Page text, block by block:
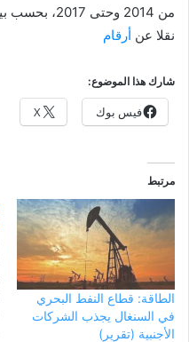
من 2014 وحتى 2017، بحسب بيانات صندوق النقد الدولي.
نقلا عن أرقام
شارك هذا الموضوع:
فيس بوك X
مرتبط
الطاقة: قطاع النفط البحري
في السنغال يجذب الشركات
الأجنبية (تقرير)